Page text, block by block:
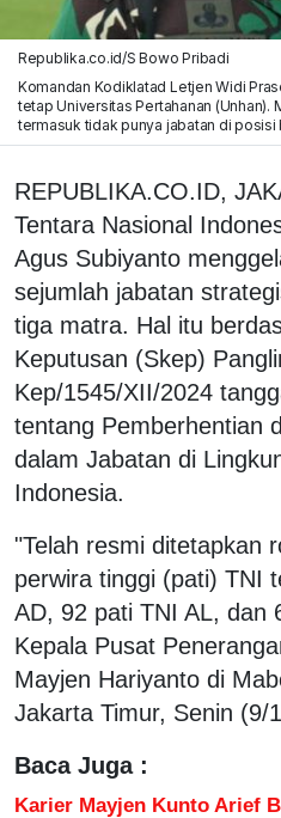
Republika.co.id/S Bowo Pribadi
Komandan Kodiklatad Letjen Widi
tetap Universitas Pertahanan (Unhan).
termasuk tidak punya jabatan di posisi
REPUBLIKA.CO.ID,
Tentara Nasional
Agus Subiyanto
sejumlah jabatan
tiga matra. Hal itu
Keputusan (Skep)
Kep/1545/XII/2024
tentang Pemberhentian
dalam Jabatan di
Indonesia.
"Telah resmi ditetapkan
perwira tinggi (pati) TNI
AD, 92 pati TNI AL, dan
Kepala Pusat
Mayjen Hariyanto di
Jakarta Timur, Senin (9/
Baca Juga :
Karier Mayjen Kunto Arief